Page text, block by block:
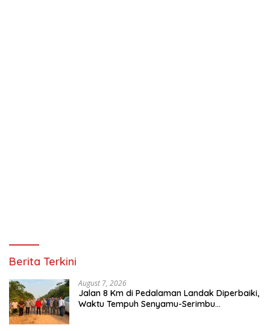
Berita Terkini
August 7, 2026
Jalan 8 Km di Pedalaman Landak Diperbaiki,
Waktu Tempuh Senyamu-Serimbu